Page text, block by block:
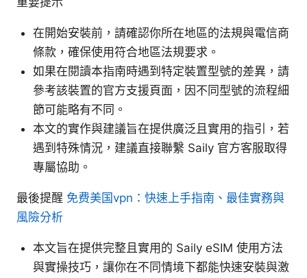
在開始安裝前，請確認你所在地區的法規與電信商
條款，確保使用符合地區法規要求。
如果在閱讀本指南時遇到特定裝置型號的差異，請
參考該裝置的官方支援頁面，因不同型號的流程細
節可能略有不同。
本文的實作與建議旨在提供廣泛且實用的指引，若
遇到特殊情況，建議直接聯繫 Saily 官方客服取得
專屬協助。
最後提醒 免费美国vpn：快速上手指南、最佳實務與
風險分析
本文旨在提供完整且實用的 Saily eSIM 使用方法
與實操技巧，讓你在不同情境下都能快速安裝與激